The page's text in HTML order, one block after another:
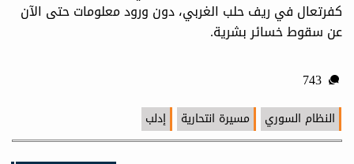
كفرتعال في ريف حلب الغربي، دون ورود معلومات حتى الآن
عن سقوط خسائر بشرية.
النظام السوري مسيرة انتحارية إدلب